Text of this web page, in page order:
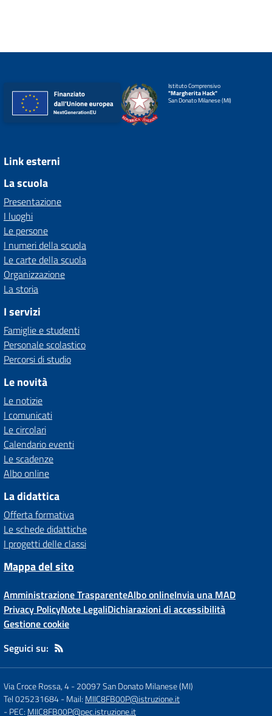
Istituto Comprensivo
"Margherita Hack"
San Donato Milanese (MI)
Link esterni
La scuola
Presentazione
I luoghi
Le persone
I numeri della scuola
Le carte della scuola
Organizzazione
La storia
I servizi
Famiglie e studenti
Personale scolastico
Percorsi di studio
Le novità
Le notizie
I comunicati
Le circolari
Calendario eventi
Le scadenze
Albo online
La didattica
Offerta formativa
Le schede didattiche
I progetti delle classi
Mappa del sito
Amministrazione TrasparenteAlbo onlineInvia una MAD
Privacy PolicyNote LegaliDichiarazioni di accessibilità
Gestione cookie
Seguici su:
Via Croce Rossa, 4-20097 San Donato Milanese (MI)
Tel 025231684- Mail: MIIC8FB00P@istruzione.it
- PEC: MIIC8FB00P@pec.istruzione.it